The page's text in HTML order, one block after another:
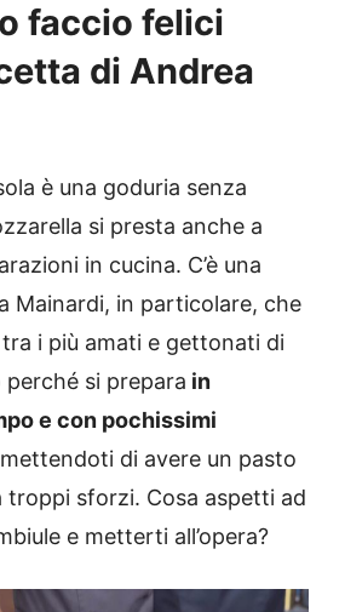
faccio felici
di Andrea
è una goduria senza
si presta anche a
in cucina. C’è una
Mainardi, in particolare, che
i più amati e gettonati di
perché si prepara in
e con pochissimi
di avere un pasto
troppi sforzi. Cosa aspetti ad
e metterti all’opera?